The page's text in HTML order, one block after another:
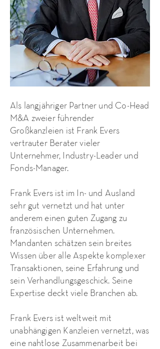
Als langjähriger Partner und Co-Head
M&A zweier führender
Großkanzleien ist Frank Evers
vertrauter Berater vieler
Unternehmer, Industry-Leader und
Fonds-Manager.
Frank Evers ist im In- und Ausland
sehr gut vernetzt und hat unter
anderem einen guten Zugang zu
französischen Unternehmen.
Mandanten schätzen sein breites
Wissen über alle Aspekte komplexer
Transaktionen, seine Erfahrung und
sein Verhandlungsgeschick. Seine
Expertise deckt viele Branchen ab.
Frank Evers ist weltweit mit
unabhängigen Kanzleien vernetzt, was
eine nahtlose Zusammenarbeit bei